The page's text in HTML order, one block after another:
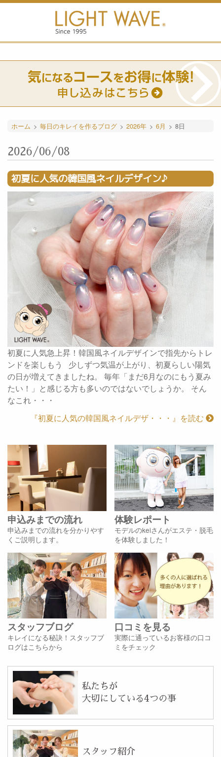
ホーム > 毎日のキレイを作るブログ > 2026年 > 6月 > 8日
2026/06/08
初夏に人気の韓国風ネイルデザイン♪
初夏に人気急上昇！韓国風ネイルデザインで指先からトレ
ンドを楽しもう 少しずつ気温が上がり、初夏らしい陽気
の日が増えてきましたね。 毎年「まだ6月なのにもう夏み
たい！」と感じる方も多いのではないでしょうか。 そん
なこれ・・・
『初夏に人気の韓国風ネイルデザ・・・』を読む
申込みまでの流れ
申込みまでの流れを分かりやす
くご説明します。
体験レポート
モデルのkeiさんがエステ・脱毛
を体験しました！
スタッフブログ
キレイになる秘訣！スタッフブ
ログはこちらから
口コミを見る
実際に通っているお客様の口コ
ミをチェック
私たちが
大切にしている4つの事
スタッフ紹介